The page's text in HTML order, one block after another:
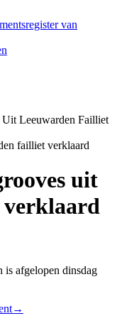
van
Leeuwarden Failliet
uit
afgelopen dinsdag
→